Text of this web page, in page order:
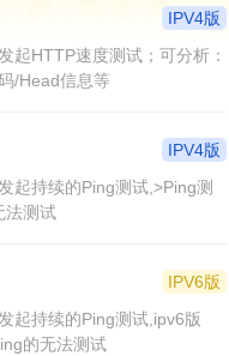
IPV4版
起HTTP速度测试；可分析：
/Head信息等
IPV4版
起持续的Ping测试,>Ping测
法测试
IPV6版
起持续的Ping测试,ipv6版
的无法测试